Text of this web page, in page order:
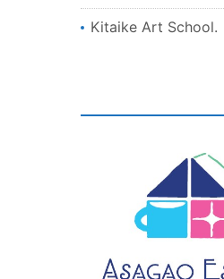
Kitaike Art School.